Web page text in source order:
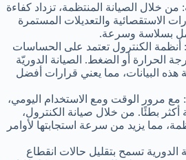
: من خلال الصيانة المنتظمة، تزداد كفاءة
الاستقصائية والتعديلات المستمرة
بسلاسة وسرعة.
: أنظمة الكنترول تعتمد على الحساسات
الحرارة أو الضغط. الصيانة الدوريّة
البيانات، مما يعني قرارات أفضل
: مع مرور الوقت ومع الاستخدام اليومي،
بطئًا. من خلال صيانة الكنترول،
مما يزيد من سرعة استجابتها لأوامر
الدورية تسمح بتقليل حالات انقطاع